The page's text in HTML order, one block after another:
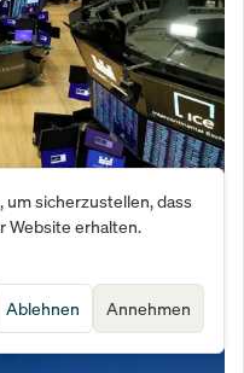
Flucht: Darum
um sicherzustellen, dass
Website erhalten.
Annehmen
Ablehnen